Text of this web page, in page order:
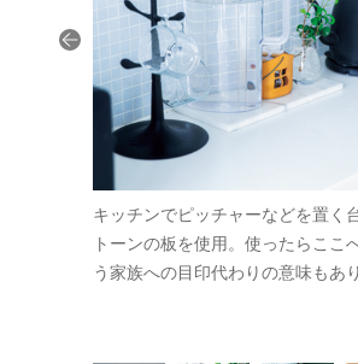
キッチンでピッチャーなどを置く
トーンの板を使用。使ったらここ
う家族への目印代わりの意味もあ